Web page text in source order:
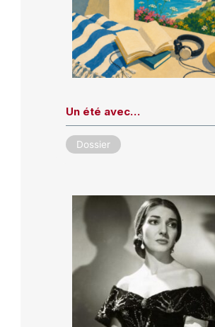
Un été avec…
Dossier